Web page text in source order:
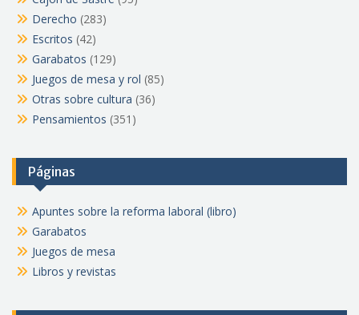
Derecho (283)
Escritos (42)
Garabatos (129)
Juegos de mesa y rol (85)
Otras sobre cultura (36)
Pensamientos (351)
Páginas
Apuntes sobre la reforma laboral (libro)
Garabatos
Juegos de mesa
Libros y revistas